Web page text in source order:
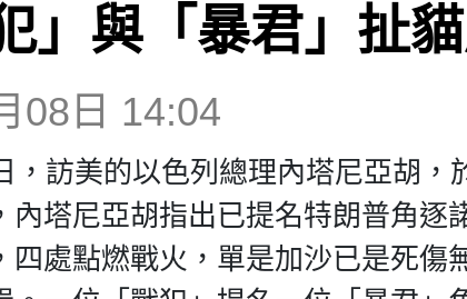
」與「暴君」扯
08日 14:04
，訪美的以色列總理內塔尼亞胡，
內塔尼亞胡指出已提名特朗普角逐
四處點燃戰火，單是加沙已是死傷